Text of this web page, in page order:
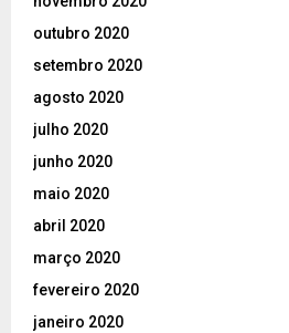
outubro 2020
setembro 2020
agosto 2020
julho 2020
junho 2020
maio 2020
abril 2020
março 2020
fevereiro 2020
janeiro 2020